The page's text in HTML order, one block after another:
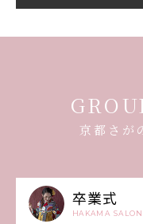
京都さが
卒業式
HAKAMA